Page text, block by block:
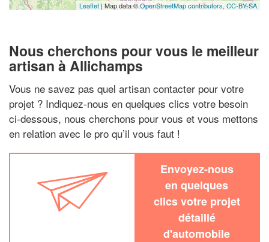
Leaflet | Map data ©OpenStreetMap contributors, CC-BY-SA
Nous cherchons pour vous le meilleur
artisan à Allichamps
Vous ne savez pas quel artisan contacter pour votre
projet ? Indiquez-nous en quelques clics votre besoin
ci-dessous, nous cherchons pour vous et vous mettons
en relation avec le pro qu’il vous faut !
Envoyez-nous
en quelques
clics votre projet
détaillé
d'automobile